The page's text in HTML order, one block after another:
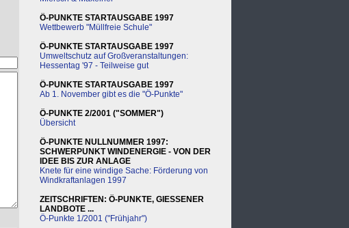
Ö-PUNKTE STARTAUSGABE 1997
Wettbewerb "Müllfreie Schule"
Ö-PUNKTE STARTAUSGABE 1997
Umweltschutz auf Großveranstaltungen:
Hessentag '97 - Teilweise gut
Ö-PUNKTE STARTAUSGABE 1997
Ab 1. November gibt es die "Ö-Punkte"
Ö-PUNKTE 2/2001 ("SOMMER")
Übersicht
Ö-PUNKTE NULLNUMMER 1997:
SCHWERPUNKT WINDENERGIE - VON DER
IDEE BIS ZUR ANLAGE
Knete für eine windige Sache: Förderung von
Windkraftanlagen 1997
ZEITSCHRIFTEN: Ö-PUNKTE, GIESSENER
LANDBOTE ...
Ö-Punkte 1/2001 ("Frühjahr")